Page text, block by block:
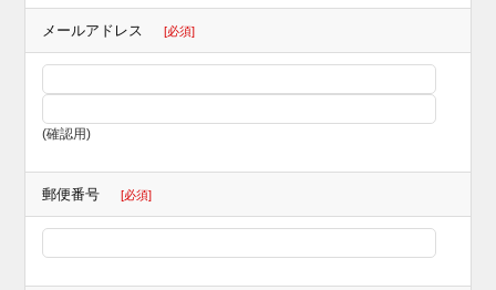
メールアドレス [必須]
(確認用)
郵便番号 [必須]